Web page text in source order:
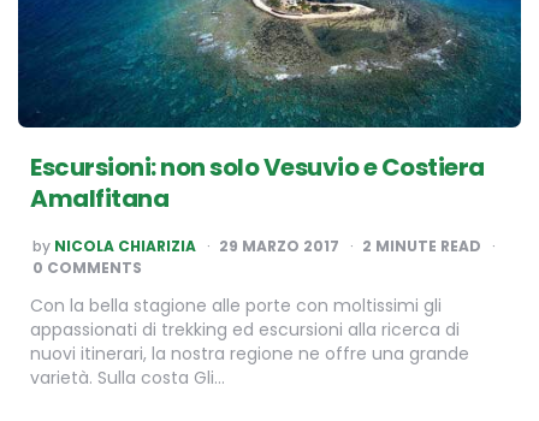
Escursioni: non solo Vesuvio e Costiera
Amalfitana
POSTED
BY
by NICOLA CHIARIZIA 29 MARZO 2017 2 MINUTE READ
0 COMMENTS
Con la bella stagione alle porte con moltissimi gli
appassionati di trekking ed escursioni alla ricerca di
nuovi itinerari, la nostra regione ne offre una grande
varietà. Sulla costa Gli…